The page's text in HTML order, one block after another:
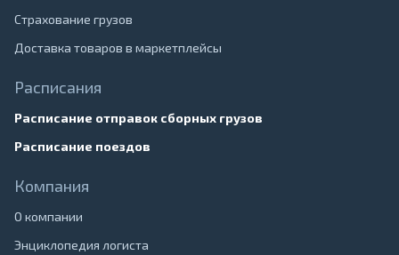
Страхование грузов
Доставка товаров в маркетплейсы
Расписания
Расписание отправок сборных грузов
Расписание поездов
Компания
О компании
Энциклопедия логиста